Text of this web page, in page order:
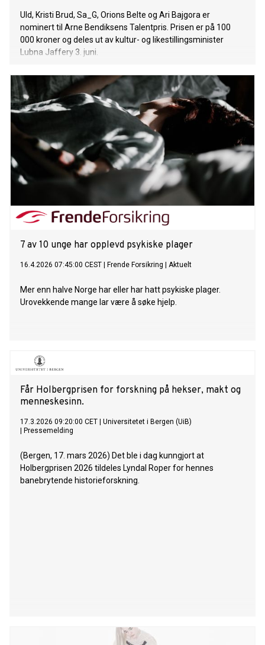
Uld, Kristi Brud, Sa_G, Orions Belte og Ari Bajgora er
nominert til Arne Bendiksens Talentpris. Prisen er på 100
000 kroner og deles ut av kultur- og likestillingsminister
Lubna Jaffery 3. juni.
7 av 10 unge har opplevd psykiske plager
16.4.2026 07:45:00 CEST Frende Forsikring Aktuelt
Mer enn halve Norge har eller har hatt psykiske plager.
Urovekkende mange lar være å søke hjelp.
Får Holbergprisen for forskning på hekser, makt og
menneskesinn.
17.3.2026 09:20:00 CET
Universitetet i Bergen (UiB)
Pressemelding
(Bergen, 17. mars 2026) Det ble i dag kunngjort at
Holbergprisen 2026 tildeles Lyndal Roper for hennes
banebrytende historieforskning.